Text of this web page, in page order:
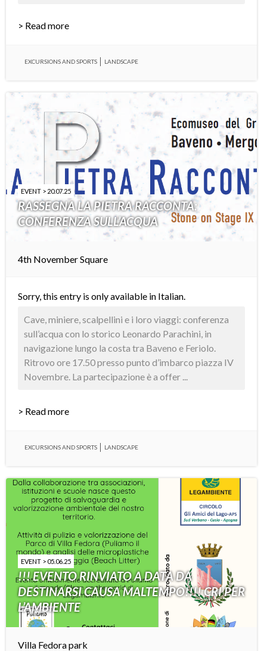
> Read more
EXCURSIONS AND SPORTS LANDSCAPE
EVENT > 20.07.25
RASSEGNA LA PIETRA RACCONTA:
CONFERENZA SULL’ACQUA
4th November Square
Sorry, this entry is only available in Italian.
Cave, miniere, scalpellini e i loro viaggi: conferenza
sull’acqua con lo storico Leonardo Parachini, in
navigazione lungo la costa tra Baveno e Feriolo.
Ritrovo ore 17.50 presso punto d’imbarco piazza IV
Novembre. La partecipazione è a offer ...
> Read more
EXCURSIONS AND SPORTS LANDSCAPE
EVENT > 05.06.25
!!! EVENTO RINVIATO A DATA DA
DESTINARSI CAUSA MALTEMPO!!!! CRI PER
L’AMBIENTE
Villa Fedora park